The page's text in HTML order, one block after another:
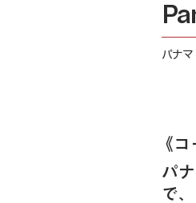
《​
パ
で
パナ